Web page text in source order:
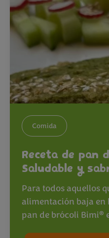
Comida
Receta de pan
Saludable y
Para todos aquellos
alimentación baja en
pan de brócoli Bimi®